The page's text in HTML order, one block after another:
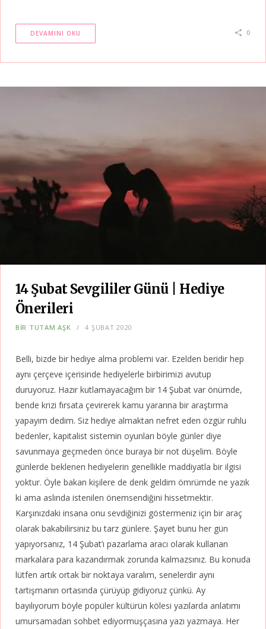
DEVAMINI OKU 0
14 Şubat Sevgililer Günü | Hediye
Önerileri
BIR TUTAM AŞK 4 ŞUBAT 2020
Belli, bizde bir hediye alma problemi var. Ezelden beridir hep
aynı çerçeve içerisinde hediyelerle birbirimizi avutup
duruyoruz. Hazır kutlamayacağım bir 14 Şubat var önümde,
bende krizi fırsata çevirerek kamu yararına bir araştırma
yapayım dedim. Siz hediye almaktan nefret eden özgür ruhlu
bedenler, kapitalist sistemin oyunları böyle günler diye
savunmaya geçmeden önce buraya bir not düşelim. Böyle
günlerde beklenen hediyelerin genellikle maddiyatla bir ilgisi
yoktur. Öyle bakan kişilere de denk geldim ömrümde ne yazık
ki ama aslında istenilen önemsendiğini hissetmektir.
Karşınızdaki insana onu sevdiğinizi göstermeniz için bir araç
olarak bakabilirsiniz bu tarz günlere. Şayet bunu her gün
yapıyorsanız, 14 Şubat’ı pazarlama aracı olarak kullanan
markalara para kazandırmak zorunda kalmazsınız. Bu konuda
lütfen artık ortak bir noktaya varalım, senelerdir aynı
tartışmanın ortasında çürüyüp gidiyoruz çünkü. Ay
bayılıyorum böyle popüler kültürün kölesi yazılarda anlatımı
umursamadan sohbet ediyormuşçasına yazı yazmaya. Her